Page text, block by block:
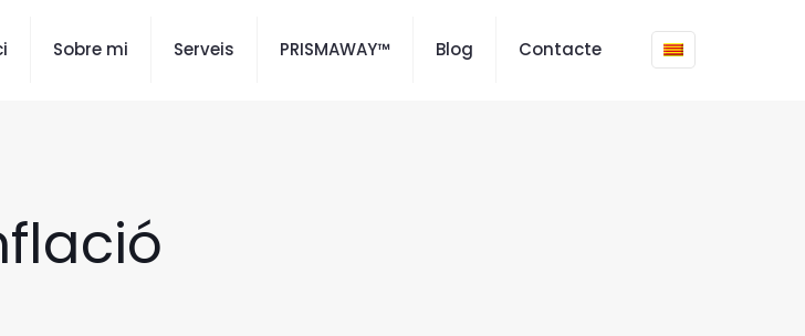
Sobre mi Serveis PRISMAWAY™ Blog Contacte